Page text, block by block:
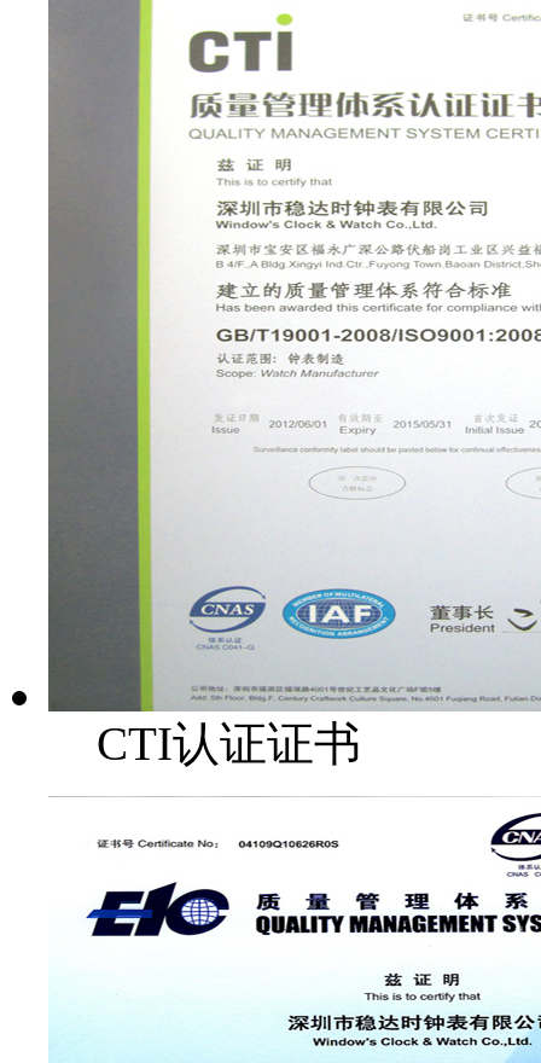
CTI认证证书